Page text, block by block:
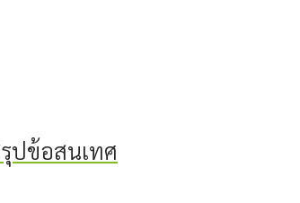
ปข้อสนเทศ